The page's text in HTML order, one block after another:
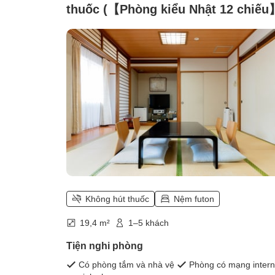
thuốc (【Phòng kiểu Nhật 12 chiếu
Không hút thuốc Nệm futon
19,4 m² 1–5 khách
Tiện nghi phòng
Có phòng tắm và nhà vệ
Phòng có mạng